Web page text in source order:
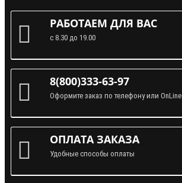
РАБОТАЕМ ДЛЯ ВАС
с 8.30 до 19.00
8(800)333-63-97
Оформите заказ по телефону или OnLine
ОПЛАТА ЗАКАЗА
Удобные способы оплаты